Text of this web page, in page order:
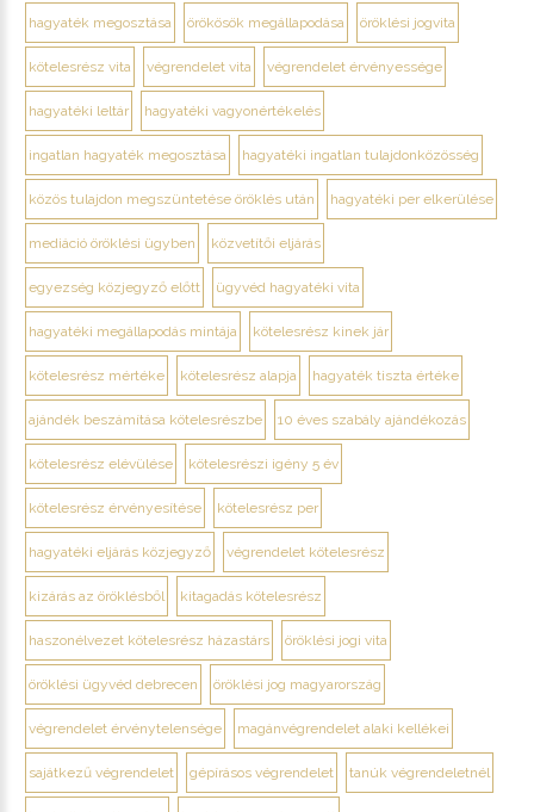
hagyaték megosztása örökösök megállapodása öröklési jogvita
kötelesrész vita végrendelet vita végrendelet érvényessége
hagyatéki leltár hagyatéki vagyonértékelés
ingatlan hagyaték megosztása hagyatéki ingatlan tulajdonközösség
közös tulajdon megszüntetése öröklés után hagyatéki per elkerülése
mediáció öröklési ügyben közvetítői eljárás
egyezség közjegyző előtt ügyvéd hagyatéki vita
hagyatéki megállapodás mintája kötelesrész kinek jár
kötelesrész mértéke kötelesrész alapja hagyaték tiszta értéke
ajándék beszámítása kötelesrészbe 10 éves szabály ajándékozás
kötelesrész elévülése kötelesrészi igény 5 év
kötelesrész érvényesítése kötelesrész per
hagyatéki eljárás közjegyző végrendelet kötelesrész
kizárás az öröklésből kitagadás kötelesrész
haszonélvezet kötelesrész házastárs öröklési jogi vita
öröklési ügyvéd debrecen öröklési jog magyarország
végrendelet érvénytelensége magánvégrendelet alaki kellékei
sajátkezű végrendelet gépírásos végrendelet tanúk végrendeletnél